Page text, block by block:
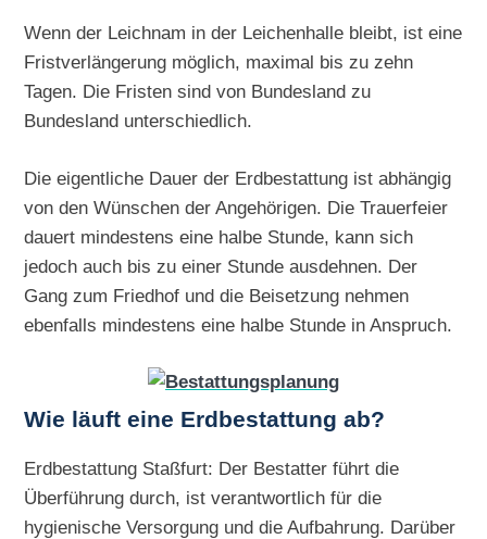
Wenn der Leichnam in der Leichenhalle bleibt, ist eine
Fristverlängerung möglich, maximal bis zu zehn
Tagen. Die Fristen sind von Bundesland zu
Bundesland unterschiedlich.
Die eigentliche Dauer der Erdbestattung ist abhängig
von den Wünschen der Angehörigen. Die Trauerfeier
dauert mindestens eine halbe Stunde, kann sich
jedoch auch bis zu einer Stunde ausdehnen. Der
Gang zum Friedhof und die Beisetzung nehmen
ebenfalls mindestens eine halbe Stunde in Anspruch.
Wie läuft eine Erdbestattung ab?
Erdbestattung Staßfurt: Der Bestatter führt die
Überführung durch, ist verantwortlich für die
hygienische Versorgung und die Aufbahrung. Darüber